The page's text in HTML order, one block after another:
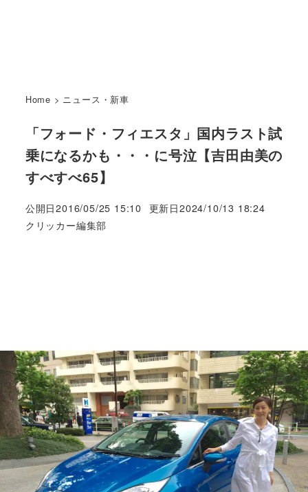
Home > ニュース・新車
「フォード・フィエスタ」国内ラスト試
乗になるかも・・・に号泣【吉田由美の
すべすべ65】
公開日2016/05/25 15:10 更新日2024/10/13 18:24
著
クリッカー編集部